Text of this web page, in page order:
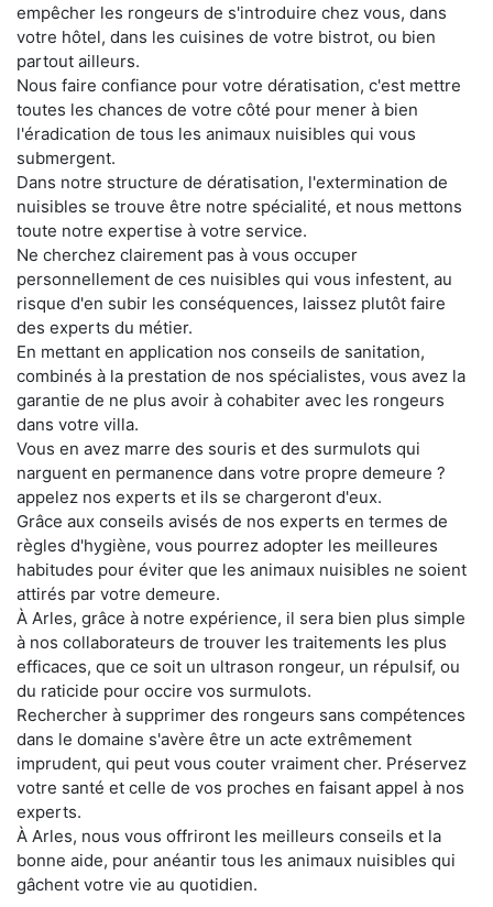
empêcher les rongeurs de s'introduire chez vous, dans
votre hôtel, dans les cuisines de votre bistrot, ou bien
partout ailleurs.
Nous faire confiance pour votre dératisation, c'est mettre
toutes les chances de votre côté pour mener à bien
l'éradication de tous les animaux nuisibles qui vous
submergent.
Dans notre structure de dératisation, l'extermination de
nuisibles se trouve être notre spécialité, et nous mettons
toute notre expertise à votre service.
Ne cherchez clairement pas à vous occuper
personnellement de ces nuisibles qui vous infestent, au
risque d'en subir les conséquences, laissez plutôt faire
des experts du métier.
En mettant en application nos conseils de sanitation,
combinés à la prestation de nos spécialistes, vous avez la
garantie de ne plus avoir à cohabiter avec les rongeurs
dans votre villa.
Vous en avez marre des souris et des surmulots qui
narguent en permanence dans votre propre demeure ?
appelez nos experts et ils se chargeront d'eux.
Grâce aux conseils avisés de nos experts en termes de
règles d'hygiène, vous pourrez adopter les meilleures
habitudes pour éviter que les animaux nuisibles ne soient
attirés par votre demeure.
À Arles, grâce à notre expérience, il sera bien plus simple
à nos collaborateurs de trouver les traitements les plus
efficaces, que ce soit un ultrason rongeur, un répulsif, ou
du raticide pour occire vos surmulots.
Rechercher à supprimer des rongeurs sans compétences
dans le domaine s'avère être un acte extrêmement
imprudent, qui peut vous couter vraiment cher. Préservez
votre santé et celle de vos proches en faisant appel à nos
experts.
À Arles, nous vous offriront les meilleurs conseils et la
bonne aide, pour anéantir tous les animaux nuisibles qui
gâchent votre vie au quotidien.